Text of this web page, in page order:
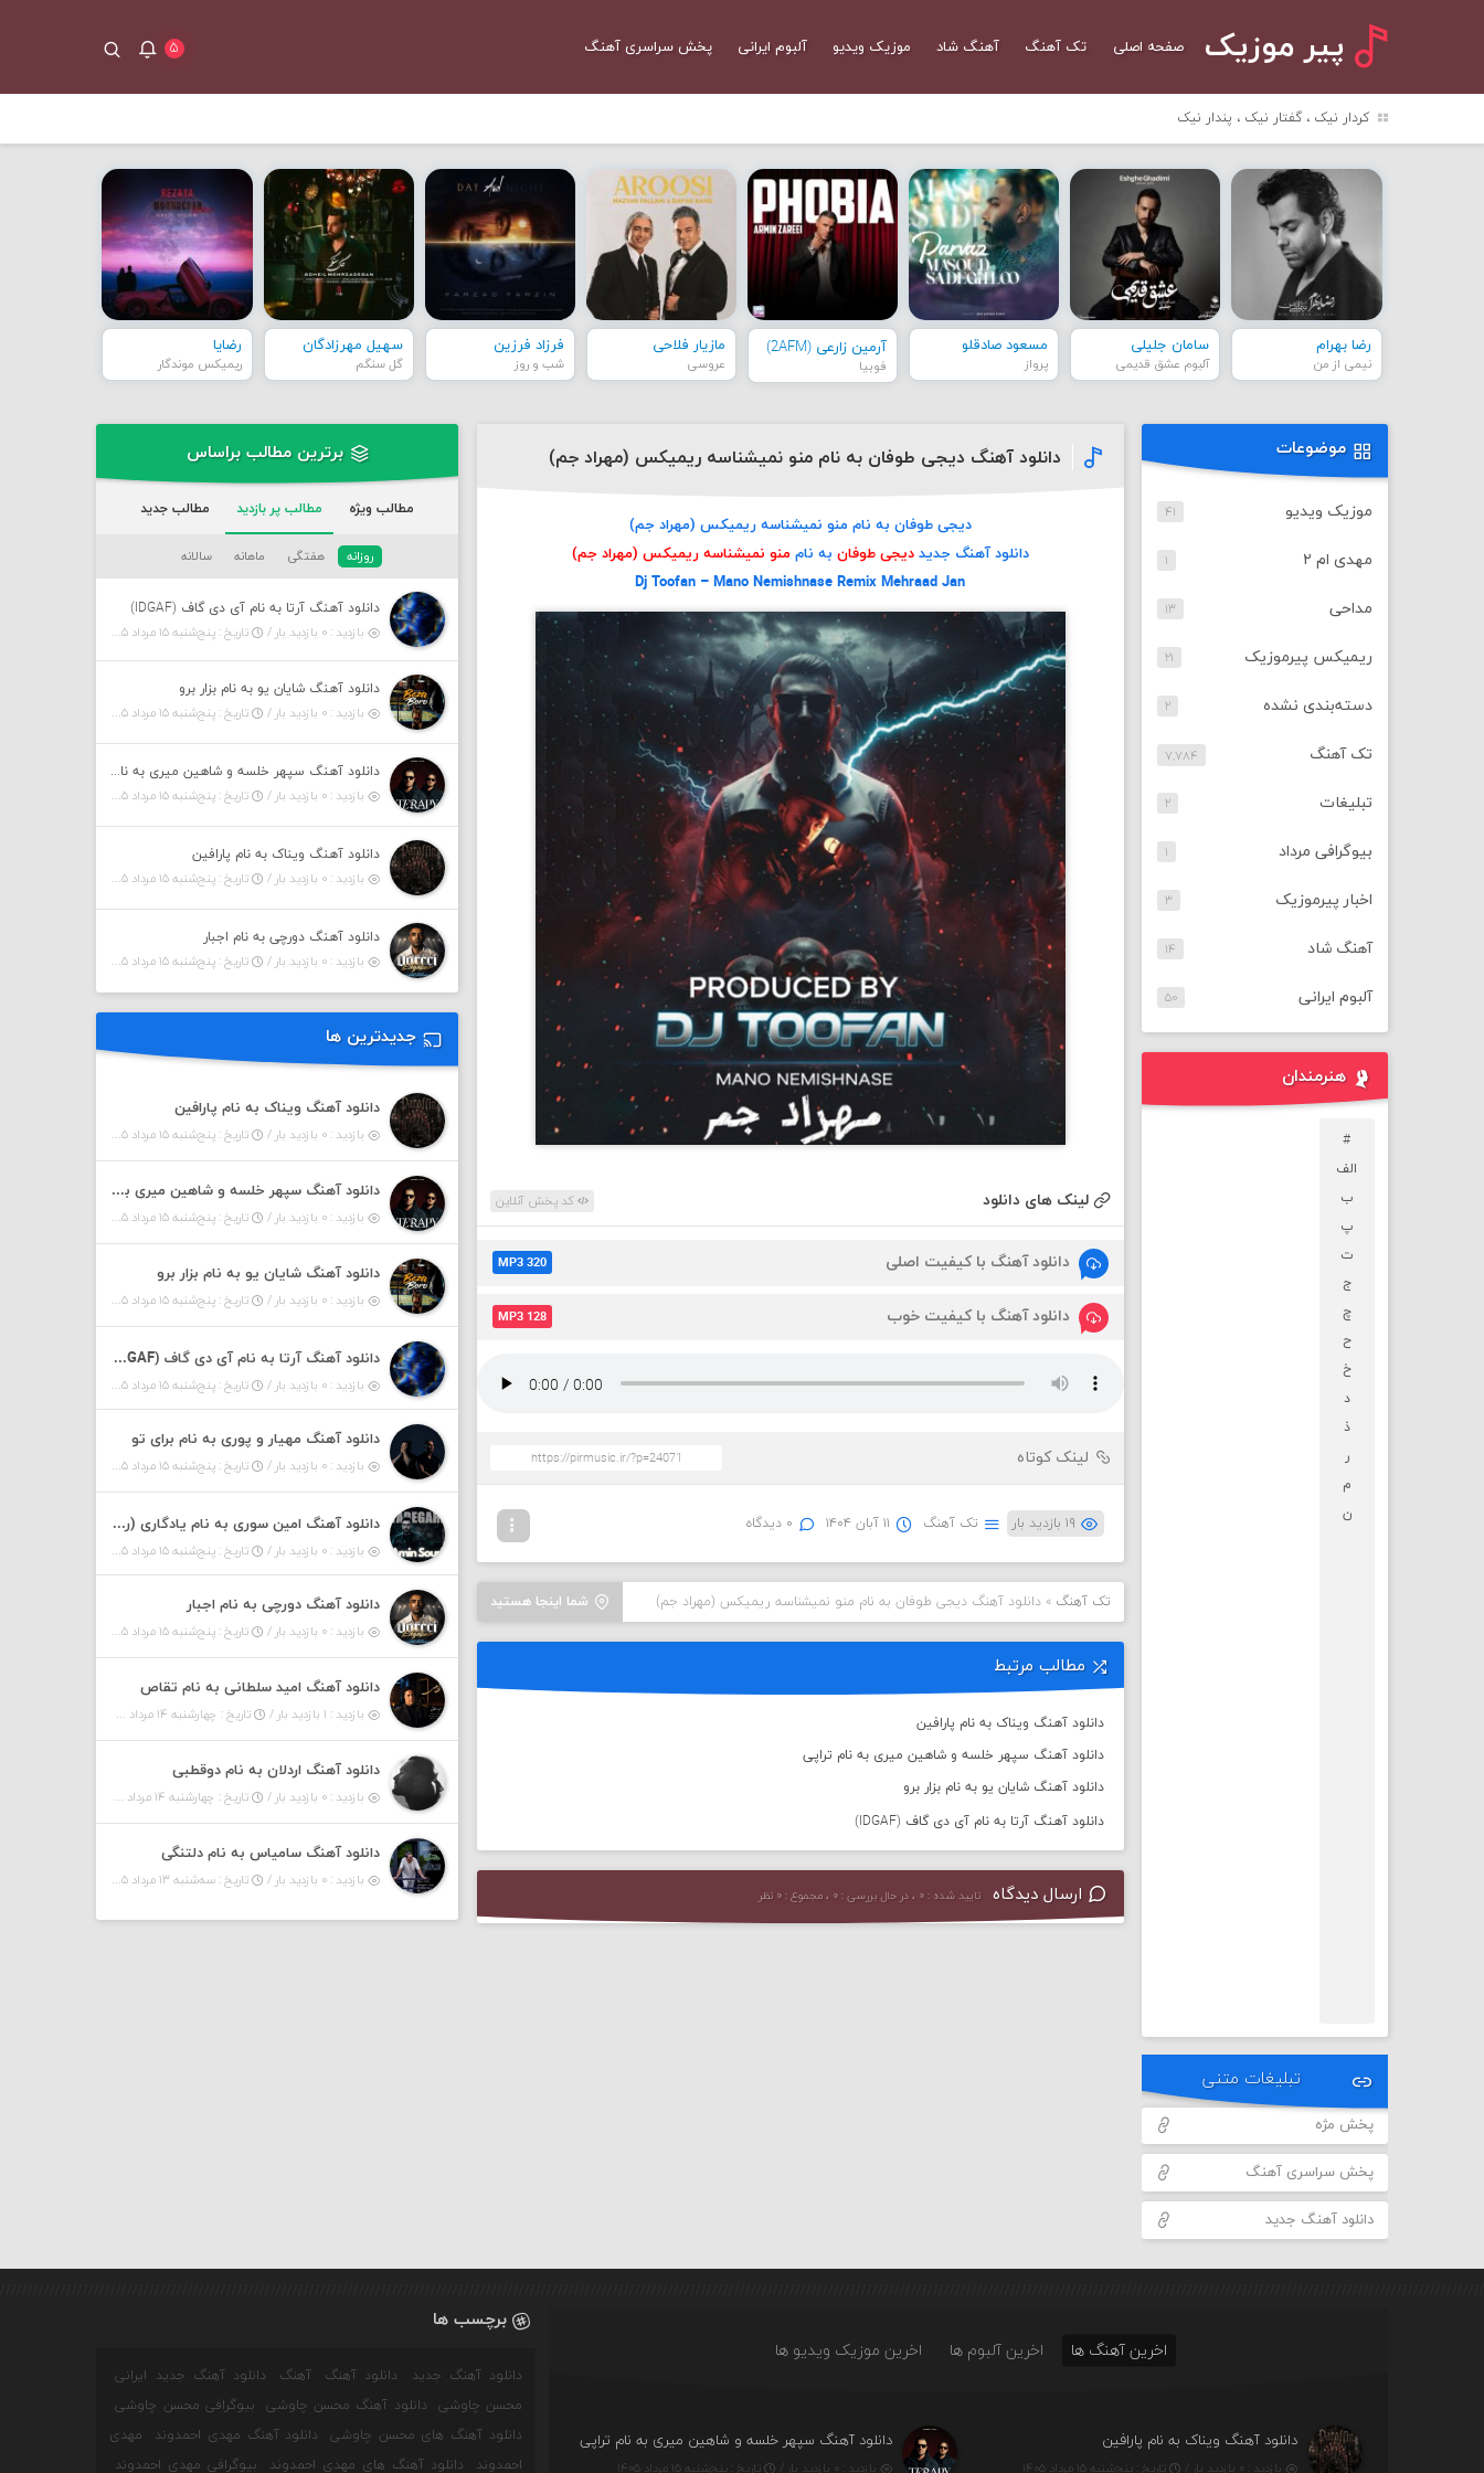
پیر موزیک صفحه اصلی تک آهنگ آهنگ شاد موزیک ویدیو آلبوم ایرانی پخش سراسری آهنگ ۵
کردار نیک ، گفتار نیک ، پندار نیک
رضا بهرام
نیمی از من
سامان جلیلی
آلبوم عشق قدیمی
مسعود صادقلو
پرواز
آرمین زارعی (2AFM)
فوبیا
مازیار فلاحی
عروسی
فرزاد فرزین
شب و روز
سهیل مهرزادگان
گل سنگم
رضایا
ریمیکس موندگار
دانلود آهنگ دیجی طوفان به نام منو نمیشناسه ریمیکس (مهراد جم)
دیجی طوفان به نام منو نمیشناسه ریمیکس (مهراد جم)
دانلود آهنگ جدید دیجی طوفان به ناممنو نمیشناسه ریمیکس (مهراد جم)
Dj Toofan – Mano Nemishnase Remix Mehraad Jan
لینک های دانلود کد پخش آنلاین
دانلود آهنگ با کیفیت اصلی MP3 320
دانلود آهنگ با کیفیت خوب MP3 128
لینک کوتاه
۱۹ بازدید بار تک آهنگ ۱۱ آبان ۱۴۰۴ ۰ دیدگاه
شما اینجا هستید تک آهنگ »دانلود آهنگ دیجی طوفان به نام منو نمیشناسه ریمیکس (مهراد جم)
مطالب مرتبط
دانلود آهنگ ویناک به نام پارافین
دانلود آهنگ سپهر خلسه و شاهین میری به نام تراپی
دانلود آهنگ شایان یو به نام بزار برو
دانلود آهنگ آرتا به نام آی دی گاف (IDGAF)
ارسال دیدگاه تایید شده : ۰ ، در حال بررسی : ۰ ، مجموع : ۰ نظر
موضوعات
موزیک ویدیو ۴۱
مهدی ام ۲ ۱
مداحی ۱۳
ریمیکس پیرموزیک ۲۱
دسته‌بندی نشده ۲
تک آهنگ ۷,۷۸۴
تبلیغات ۲
بیوگرافی مرداد ۱
اخبار پیرموزیک ۳
آهنگ شاد ۱۴
آلبوم ایرانی ۵۰
هنرمندان
#
الف
ب
پ
ت
ج
چ
ح
خ
د
ذ
ر
م
ن
تبلیغات متنی
پخش مژه
پخش سراسری آهنگ
دانلود آهنگ جدید
برترین مطالب براساس
مطالب ویژه مطالب پر بازدید مطالب جدید
روزانه هفتگی ماهانه سالانه
دانلود آهنگ آرتا به نام آی دی گاف (IDGAF)
بازدید : ۰ بازدید بار /
تاریخ : پنج‌شنبه ۱۵ مرداد ۱۴۰۵
دانلود آهنگ شایان یو به نام بزار برو
بازدید : ۰ بازدید بار /
تاریخ : پنج‌شنبه ۱۵ مرداد ۱۴۰۵
دانلود آهنگ سپهر خلسه و شاهین میری به نام تراپی
بازدید : ۰ بازدید بار /
تاریخ : پنج‌شنبه ۱۵ مرداد ۱۴۰۵
دانلود آهنگ ویناک به نام پارافین
بازدید : ۰ بازدید بار /
تاریخ : پنج‌شنبه ۱۵ مرداد ۱۴۰۵
دانلود آهنگ دورچی به نام اجبار
بازدید : ۰ بازدید بار /
تاریخ : پنج‌شنبه ۱۵ مرداد ۱۴۰۵
جدیدترین ها
دانلود آهنگ ویناک به نام پارافین
بازدید : ۰ بازدید بار / تاریخ : پنج‌شنبه ۱۵ مرداد ۱۴۰۵
دانلود آهنگ سپهر خلسه و شاهین میری به نام تراپی
بازدید : ۰ بازدید بار / تاریخ : پنج‌شنبه ۱۵ مرداد ۱۴۰۵
دانلود آهنگ شایان یو به نام بزار برو
بازدید : ۰ بازدید بار / تاریخ : پنج‌شنبه ۱۵ مرداد ۱۴۰۵
دانلود آهنگ آرتا به نام آی دی گاف (IDGAF)
بازدید : ۰ بازدید بار / تاریخ : پنج‌شنبه ۱۵ مرداد ۱۴۰۵
دانلود آهنگ مهیار و پوری به نام برای تو
بازدید : ۰ بازدید بار / تاریخ : پنج‌شنبه ۱۵ مرداد ۱۴۰۵
دانلود آهنگ امین سوری به نام یادگاری (رمیکس)
بازدید : ۰ بازدید بار / تاریخ : پنج‌شنبه ۱۵ مرداد ۱۴۰۵
دانلود آهنگ دورچی به نام اجبار
بازدید : ۰ بازدید بار / تاریخ : پنج‌شنبه ۱۵ مرداد ۱۴۰۵
دانلود آهنگ امید سلطانی به نام تقاص
بازدید : ۱ بازدید بار / تاریخ : چهارشنبه ۱۴ مرداد ۱۴۰۵
دانلود آهنگ اردلان به نام دوقطبی
بازدید : ۰ بازدید بار / تاریخ : چهارشنبه ۱۴ مرداد ۱۴۰۵
دانلود آهنگ سامیاس به نام دلتنگی
بازدید : ۰ بازدید بار / تاریخ : سه‌شنبه ۱۳ مرداد ۱۴۰۵
اخرین آهنگ ها اخرین آلبوم ها اخرین موزیک ویدیو ها
دانلود آهنگ ویناک به نام پارافین
بازدید : ۰ بازدید بار / تاریخ : پنج‌شنبه ۱۵ مرداد ۱۴۰۵
دانلود آهنگ سپهر خلسه و شاهین میری به نام تراپی
بازدید : ۰ بازدید بار / تاریخ : پنج‌شنبه ۱۵ مرداد ۱۴۰۵
برچسب ها
دانلود آهنگ جدید دانلود آهنگ آهنگ
دانلود آهنگ جدید ایرانی
محسن چاوشی
دانلود آهنگ محسن چاوشی
بیوگرافی محسن چاوشی
دانلود آهنگ های محسن چاوشی
دانلود آهنگ مهدی احمدوند
مهدی
احمدوند
دانلود آهنگ های مهدی احمدوند بیوگرافی مهدی احمدوند